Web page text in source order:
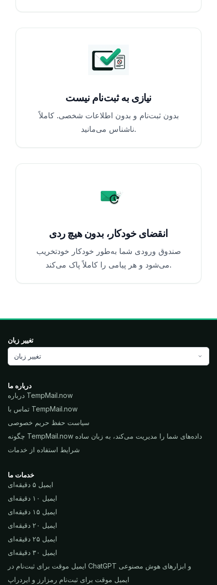
نیازی به ثبت‌نام نیست
بدون ثبت‌نام و بدون اطلاعات شخصی. کاملاً
ناشناس می‌مانید.
انقضای خودکار، بدون هیچ ردی
صندوق ورودی شما به‌طور خودکار خودتخریب
می‌شود و هر پیامی را کاملاً پاک می‌کند.
تغییر زبان
تغییر زبان
درباره ما
درباره TempMail.now
تماس با TempMail.now
سیاست حفظ حریم خصوصی
چگونه TempMail.now داده‌های شما را مدیریت می‌کند، به زبان ساده
شرایط استفاده از خدمات
خدمات ما
ایمیل ۵ دقیقه‌ای
ایمیل ۱۰ دقیقه‌ای
ایمیل ۱۵ دقیقه‌ای
ایمیل ۲۰ دقیقه‌ای
ایمیل ۲۵ دقیقه‌ای
ایمیل ۳۰ دقیقه‌ای
ایمیل موقت برای ثبت‌نام در ChatGPT و ابزارهای هوش مصنوعی
ایمیل موقت برای ثبت‌نام رمزارز و ایردراپ